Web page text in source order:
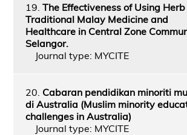
19. The Effectiveness of Using Herb
Traditional Malay Medicine and
Healthcare in Central Zone
Selangor.
Journal type: MYCITE
20. Cabaran pendidikan minoriti
di Australia (Muslim minority
challenges in Australia)
Journal type: MYCITE